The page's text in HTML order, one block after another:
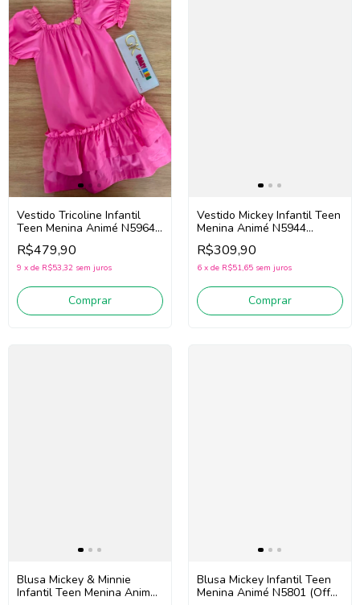
Vestido Tricoline Infantil
Teen Menina Animé N5964
(Rosa)
R$479,90
9 x de R$53,32 sem juros
Comprar
Vestido Mickey Infantil Teen
Menina Animé N5944
(Amarelo)
R$309,90
6 x de R$51,65 sem juros
Comprar
Blusa Mickey & Minnie
Infantil Teen Menina Animé
Blusa Mickey Infantil Teen
Menina Animé N5801 (Off